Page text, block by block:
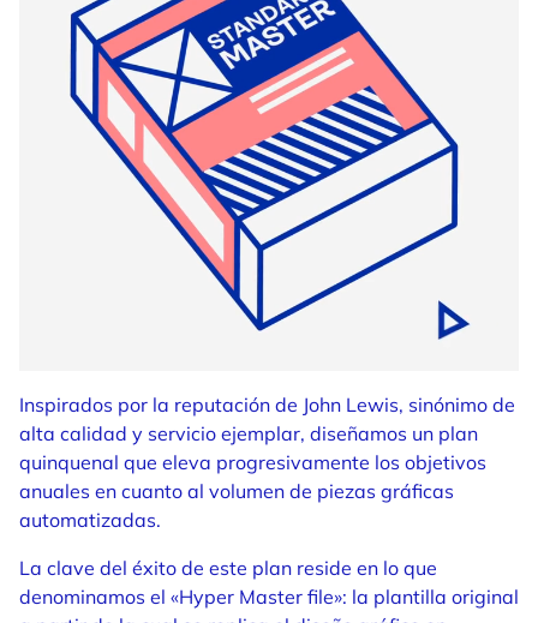
Inspirados por la reputación de John Lewis, sinónimo de
alta calidad y servicio ejemplar, diseñamos un plan
quinquenal que eleva progresivamente los objetivos
anuales en cuanto al volumen de piezas gráficas
automatizadas.
La clave del éxito de este plan reside en lo que
denominamos el «Hyper Master file»: la plantilla original